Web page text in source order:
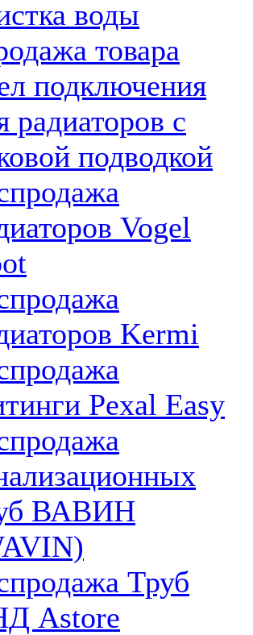
воды
товара
подключения
радиаторов с
подводкой
Vogel
Kermi
Pexal Easy
ВАВИН
Труб
Astore